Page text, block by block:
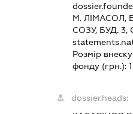
М. ЛІМАСОЛ,
СОЗУ, БУД. 3,
Розмір
фонду (грн.):
dossier.heads: